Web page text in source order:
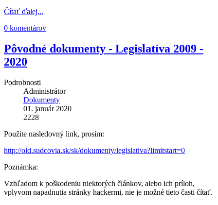
Čítať ďalej...
0 komentárov
Pôvodné dokumenty - Legislatíva 2009 -
2020
Podrobnosti
Administrátor
Dokumenty
01. január 2020
2228
Použite nasledovný link, prosím:
http://old.sudcovia.sk/sk/dokumenty/legislativa?limitstart=0
Poznámka:
Vzhľadom k poškodeniu niektorých článkov, alebo ich príloh,
vplyvom napadnutia stránky hackermi, nie je možné tieto časti čítať.